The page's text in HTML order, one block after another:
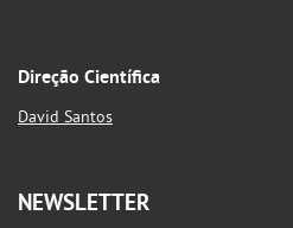
Direção Científica
David Santos
NEWSLETTER